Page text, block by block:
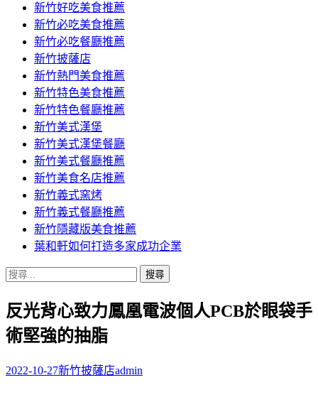
新竹好吃美食推薦
新竹必吃美食推薦
新竹必吃餐廳推薦
新竹披薩店
新竹熱門美食推薦
新竹特色美食推薦
新竹特色餐廳推薦
新竹美式漢堡
新竹美式漢堡餐廳
新竹美式餐廳推薦
新竹美食名店推薦
新竹義式窯烤
新竹義式餐廳推薦
新竹隱藏版美食推薦
葉和軒如何打造多家成功企業
搜
關
鍵
字:
反光背心致力鳳凰電波個人PCB於眼袋手
術堅強的抽脂
2022-10-27新竹披薩店admin